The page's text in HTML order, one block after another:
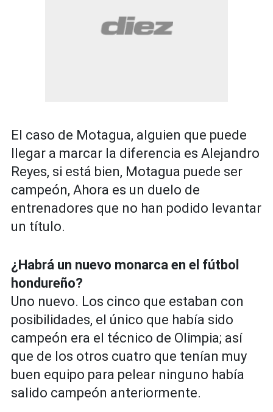
El caso de Motagua, alguien que puede
llegar a marcar la diferencia es Alejandro
Reyes, si está bien, Motagua puede ser
campeón, Ahora es un duelo de
entrenadores que no han podido levantar
un título.
¿Habrá un nuevo monarca en el fútbol
hondureño?
Uno nuevo. Los cinco que estaban con
posibilidades, el único que había sido
campeón era el técnico de Olimpia; así
que de los otros cuatro que tenían muy
buen equipo para pelear ninguno había
salido campeón anteriormente.